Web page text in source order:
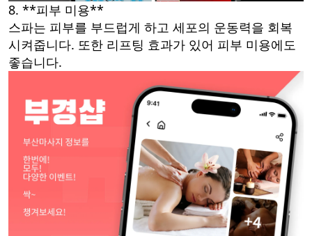
8. **피부 미용**
스파는 피부를 부드럽게 하고 세포의 운동력을 회복
시켜줍니다. 또한 리프팅 효과가 있어 피부 미용에도
좋습니다.